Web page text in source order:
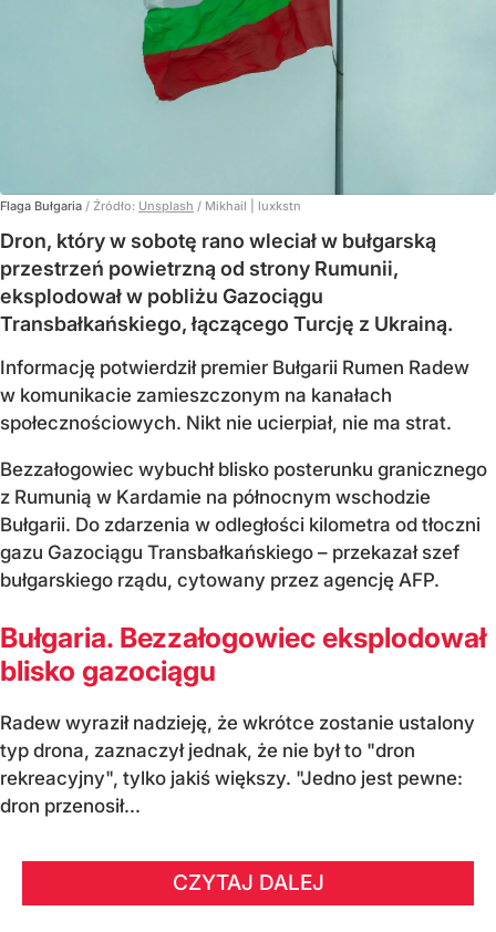
Flaga Bułgaria / Źródło: Unsplash / Mikhail | luxkstn
Dron, który w sobotę rano wleciał w bułgarską
przestrzeń powietrzną od strony Rumunii,
eksplodował w pobliżu Gazociągu
Transbałkańskiego, łączącego Turcję z Ukrainą.
Informację potwierdził premier Bułgarii Rumen Radew
w komunikacie zamieszczonym na kanałach
społecznościowych. Nikt nie ucierpiał, nie ma strat.
Bezzałogowiec wybuchł blisko posterunku granicznego
z Rumunią w Kardamie na północnym wschodzie
Bułgarii. Do zdarzenia w odległości kilometra od tłoczni
gazu Gazociągu Transbałkańskiego – przekazał szef
bułgarskiego rządu, cytowany przez agencję AFP.
Bułgaria. Bezzałogowiec eksplodował
blisko gazociągu
Radew wyraził nadzieję, że wkrótce zostanie ustalony
typ drona, zaznaczył jednak, że nie był to "dron
rekreacyjny", tylko jakiś większy. "Jedno jest pewne:
dron przenosił...
CZYTAJ DALEJ